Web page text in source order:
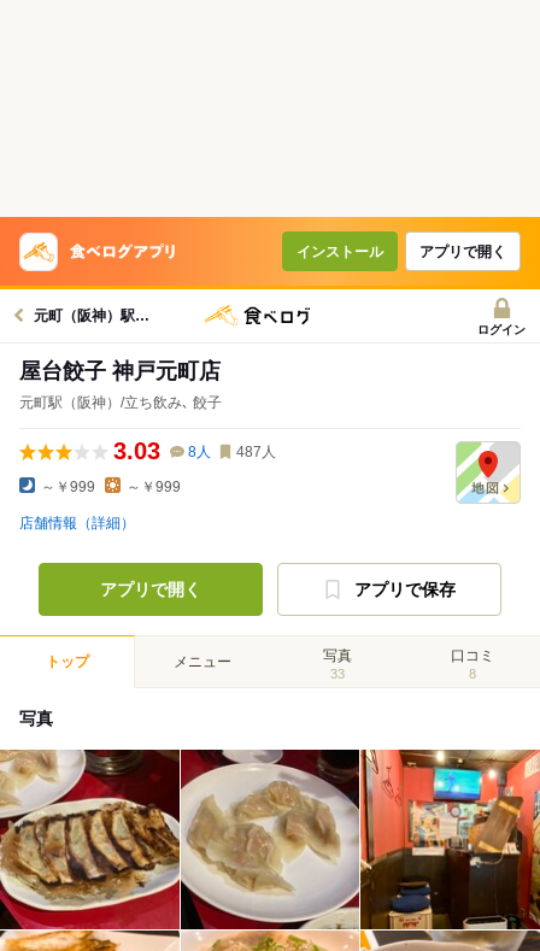
インストール アプリで開く
元町（阪神）駅グルメへ
ログイン
屋台餃子 神戸元町店
元町駅（阪神）/立ち飲み､ 餃子
3.03 8人 487 人
～￥999 ～￥999
店舗情報（詳細）
アプリで開く アプリで保存
トップ メニュー 写真
33
口コミ
8
写真